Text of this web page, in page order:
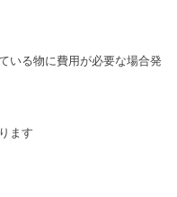
いる物に費用が必要な場合発
ます